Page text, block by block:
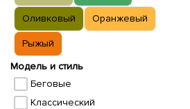
Оливковый Оранжевый
Рыжый
Модель и стиль
Беговые
Классический